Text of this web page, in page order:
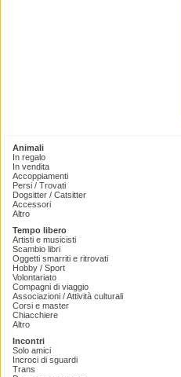
Animali
In regalo
In vendita
Accoppiamenti
Persi / Trovati
Dogsitter / Catsitter
Accessori
Altro
Tempo libero
Artisti e musicisti
Scambio libri
Oggetti smarriti e ritrovati
Hobby / Sport
Volontariato
Compagni di viaggio
Associazioni / Attività culturali
Corsi e master
Chiacchiere
Altro
Incontri
Solo amici
Incroci di sguardi
Trans